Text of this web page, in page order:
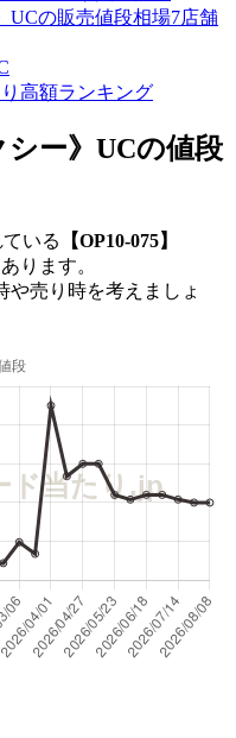
UCの販売値段相場7店舗
り高額ランキング
シー》UCの値段
いる
【OP10-075】
ります。
や売り時を考えましょ